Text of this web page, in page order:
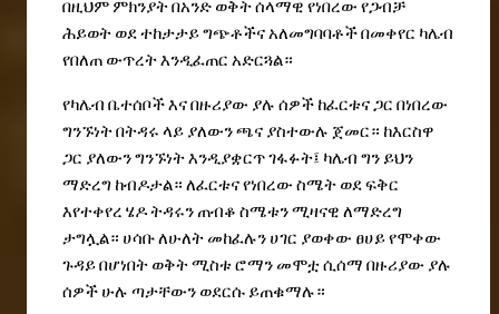
በዚህም ምክንያትበአንድ ወቅትሰላማዊ የነበረው የጋብቻ
ሕይወት ወደተከታታይግጭቶችናአለመግባባቶችበመቀየር ካሌብ
የበለጠ ውጥረትእንዲፈጠር አድርጓል።
የካሌብ ቤተሰቦችእናበዙሪያው ያሉ ሰዎች ከፈርቱናጋር በነበረው
ግንኙነትበትዳሩ ላይ ያለውንጫና ያስተውሉ ጀመር። ከእርስዋ
ጋር ያለውንግንኙነትእንዲያቋርጥገፋፉት፤ ካሌብ ግን ይህን
ማድረግ ከብዶታል። ለፈርቱናየነበረው ስሜት ወደፍቅር
እየተቀየረ ሄዶትዳሩን ጠብቆ ስሜቱንሚዛናዊ ለማድረግ
ታግሏል። ሀሳቡለሁለት መከፈሉን ሀገር ያወቀው ፀሀይየሞቀው
ጉዳይበሆነበት ወቅትሚስቱሮማን መሞቷሲሰማ በዙሪያው ያሉ
ሰዎች ሁሉ ጣታቸውን ወደርሱ ይጠቁማሉ።